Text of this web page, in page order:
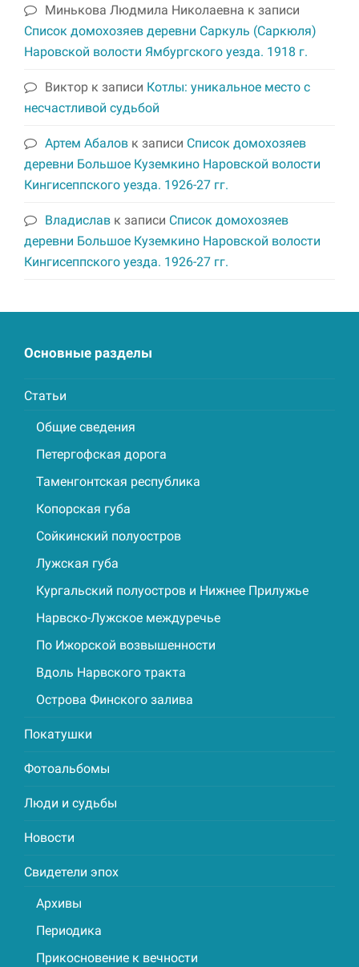
Минькова Людмила Николаевна к записи
Список домохозяев деревни Саркуль (Саркюля)
Наровской волости Ямбургского уезда. 1918 г.
Виктор к записи Котлы: уникальное место с
несчастливой судьбой
Артем Абалов к записи Список домохозяев
деревни Большое Куземкино Наровской волости
Кингисеппского уезда. 1926-27 гг.
Владислав к записи Список домохозяев
деревни Большое Куземкино Наровской волости
Кингисеппского уезда. 1926-27 гг.
Основные разделы
Статьи
Общие сведения
Петергофская дорога
Таменгонтская республика
Копорская губа
Сойкинский полуостров
Лужская губа
Кургальский полуостров и Нижнее Прилужье
Нарвско-Лужское междуречье
По Ижорской возвышенности
Вдоль Нарвского тракта
Острова Финского залива
Покатушки
Фотоальбомы
Люди и судьбы
Новости
Свидетели эпох
Архивы
Периодика
Прикосновение к вечности